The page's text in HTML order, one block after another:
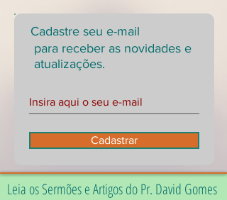
Cadastre seu e-mail
para receber as novidades e
atualizações.
Cadastrar
Leia os Sermões e Artigos do Pr. David Gomes